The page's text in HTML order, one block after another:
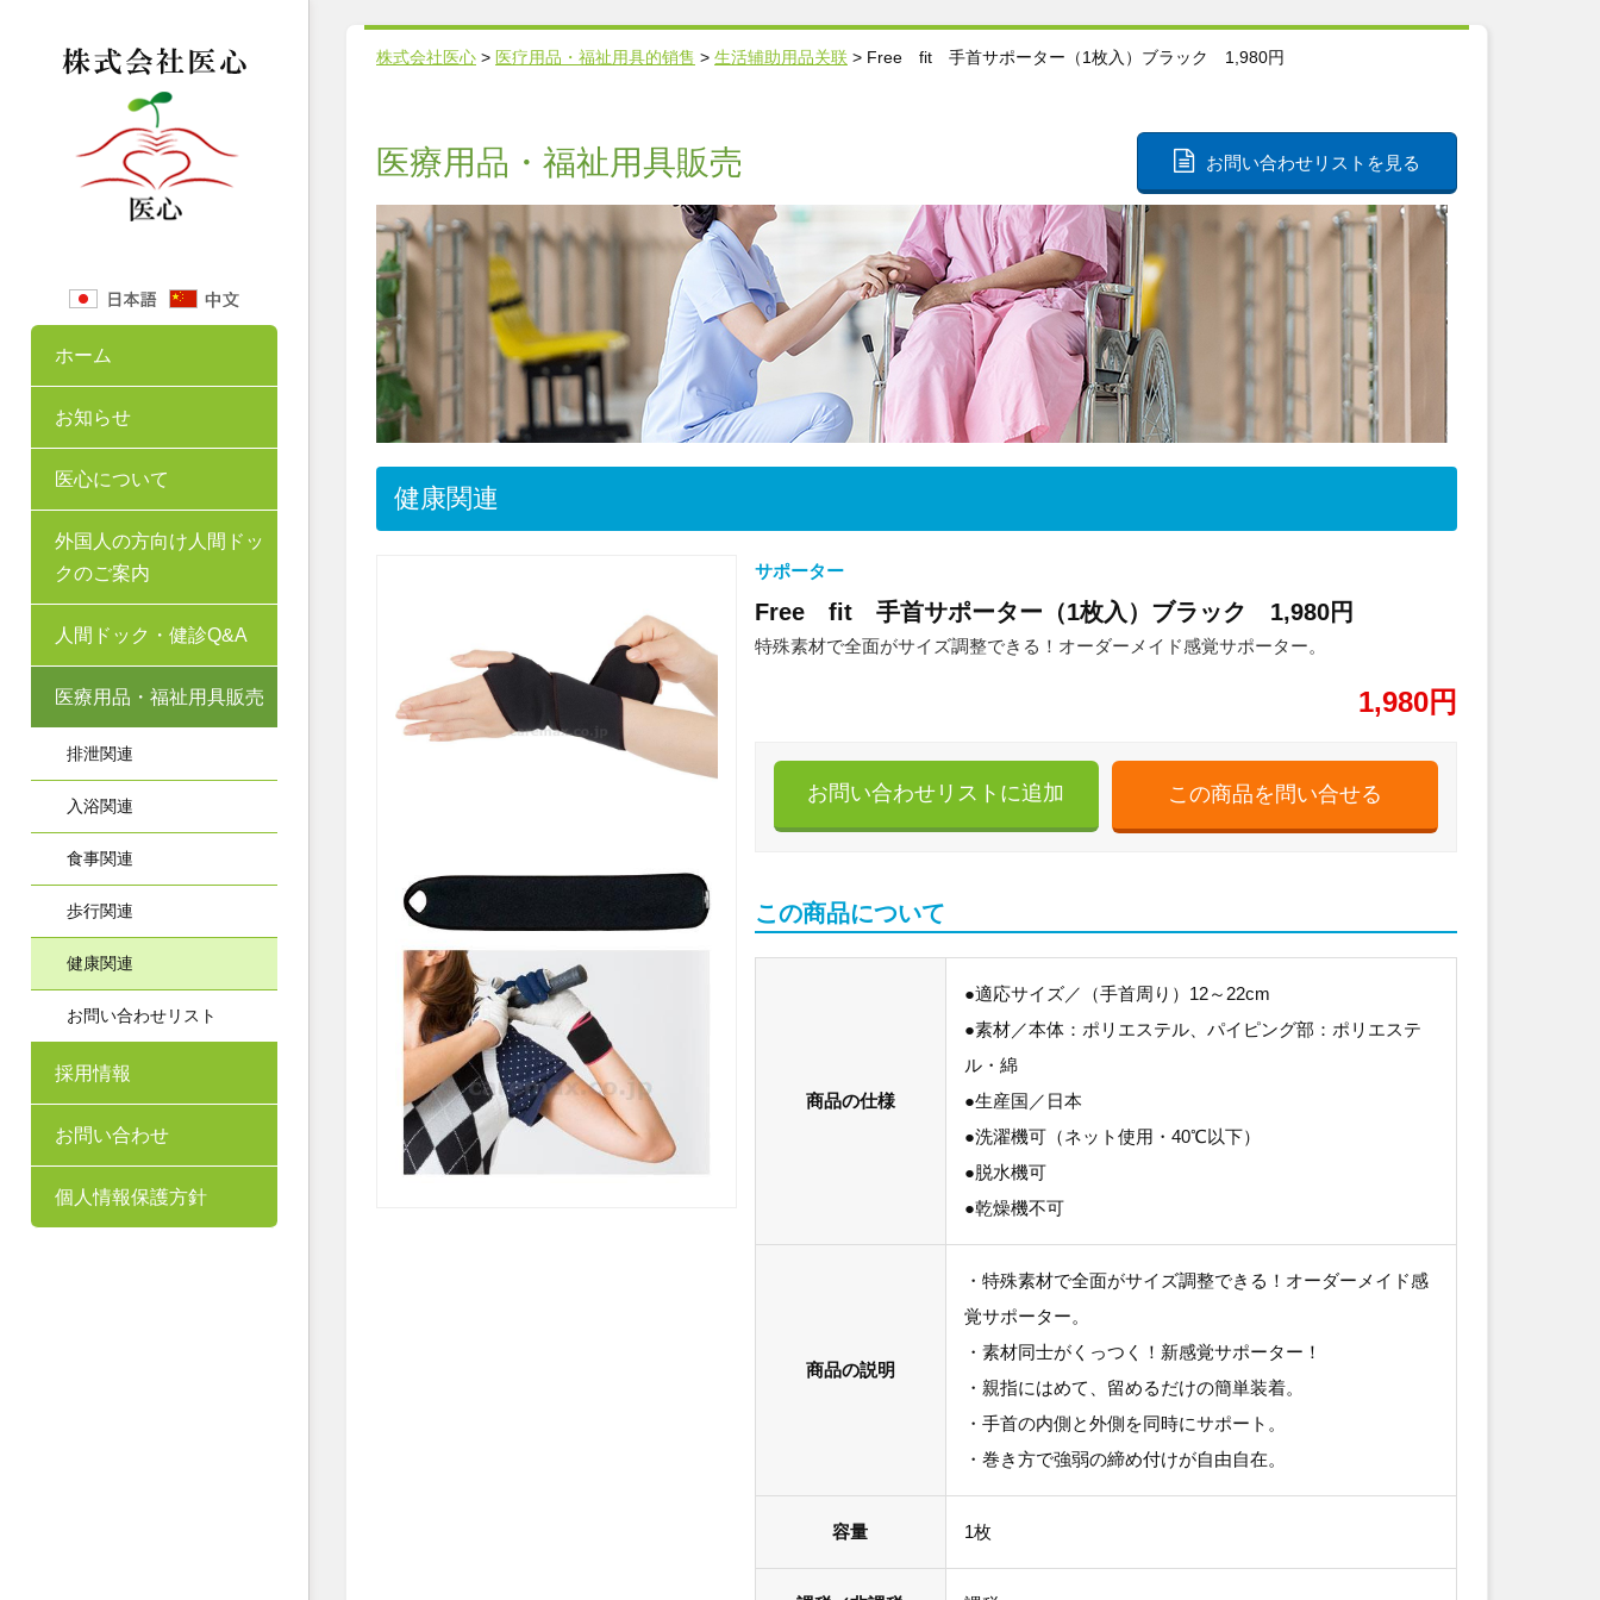
ホーム
お知らせ
医心について
外国人の方向け人間ドッ
クのご案内
人間ドック・健診Q&A
医療用品・福祉用具販売
排泄関連
入浴関連
食事関連
歩行関連
健康関連
お問い合わせリスト
採用情報
お問い合わせ
個人情報保護方針
株式会社医心 > 医疗用品・福祉用具的销售 > 生活辅助用品关联 > Free fit 手首サポーター（1枚入）ブラック 1,980円
医療用品・福祉用具販売 お問い合わせリストを見る
健康関連
サポーター
Free fit 手首サポーター（1枚入）ブラック 1,980円
特殊素材で全面がサイズ調整できる！オーダーメイド感覚サポーター。
1,980円
お問い合わせリストに追加
この商品について
商品の仕様
●適応サイズ／（手首周り）12～22cm
●素材／本体：ポリエステル、パイピング部：ポリエステ
ル・綿
●生産国／日本
●洗濯機可（ネット使用・40℃以下）
●脱水機可
●乾燥機不可
商品の説明
・特殊素材で全面がサイズ調整できる！オーダーメイド感
覚サポーター。
・素材同士がくっつく！新感覚サポーター！
・親指にはめて、留めるだけの簡単装着。
・手首の内側と外側を同時にサポート。
・巻き方で強弱の締め付けが自由自在。
容量 1枚